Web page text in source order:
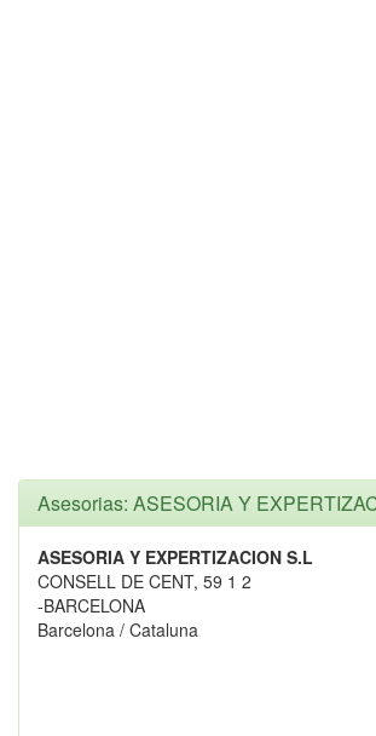
Asesorias: ASESORIA Y
ASESORIA Y EXPERTIZACION S.L
CONSELL DE CENT, 59 1 2
-BARCELONA
Barcelona / Cataluna